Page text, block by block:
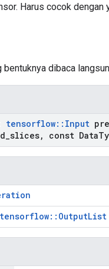
Harus cocok
bentuknya dibaca
tensorflow:: Input
slices, const Data
tensorflow::OutputList